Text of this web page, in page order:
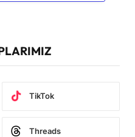
TikTok
Threads